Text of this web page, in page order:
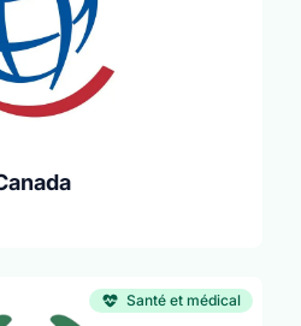
Santé et médical